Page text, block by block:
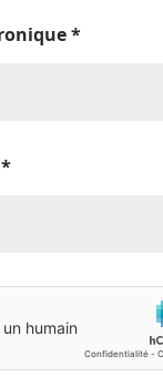
*
*